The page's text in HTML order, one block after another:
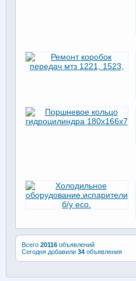
Всего 20116объявлений
Сегодня добавили 34объявления